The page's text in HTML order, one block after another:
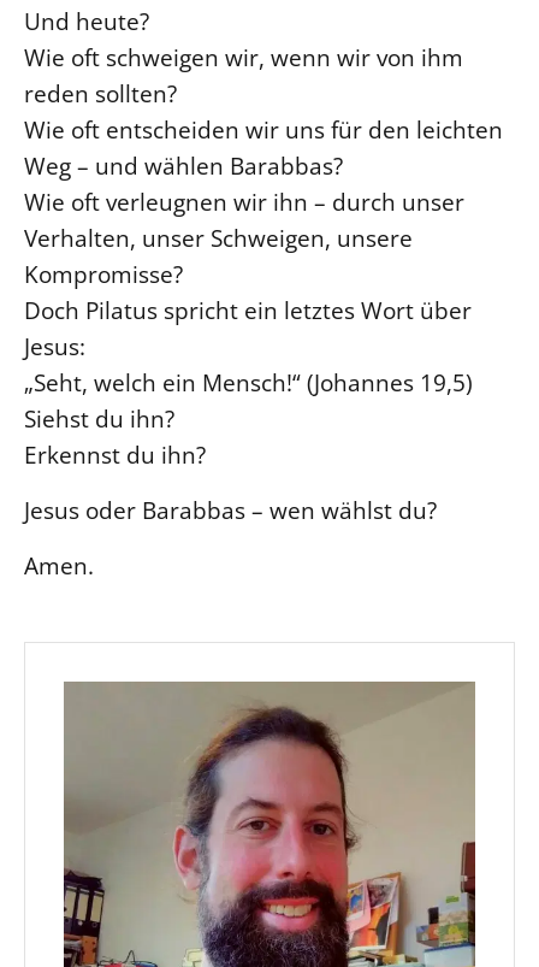
Und heute?
Wie oft schweigen wir, wenn wir von ihm
reden sollten?
Wie oft entscheiden wir uns für den leichten
Weg – und wählen Barabbas?
Wie oft verleugnen wir ihn – durch unser
Verhalten, unser Schweigen, unsere
Kompromisse?
Doch Pilatus spricht ein letztes Wort über
Jesus:
„Seht, welch ein Mensch!“ (Johannes 19,5)
Siehst du ihn?
Erkennst du ihn?
Jesus oder Barabbas – wen wählst du?
Amen.